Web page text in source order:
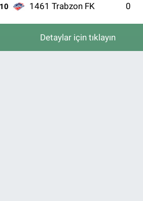
10 1461 Trabzon FK 0
Detaylar için tıklayın